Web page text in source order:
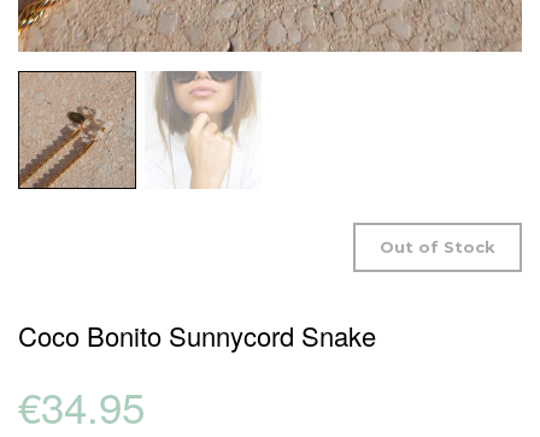
Out of Stock
Coco Bonito Sunnycord Snake
€34.95